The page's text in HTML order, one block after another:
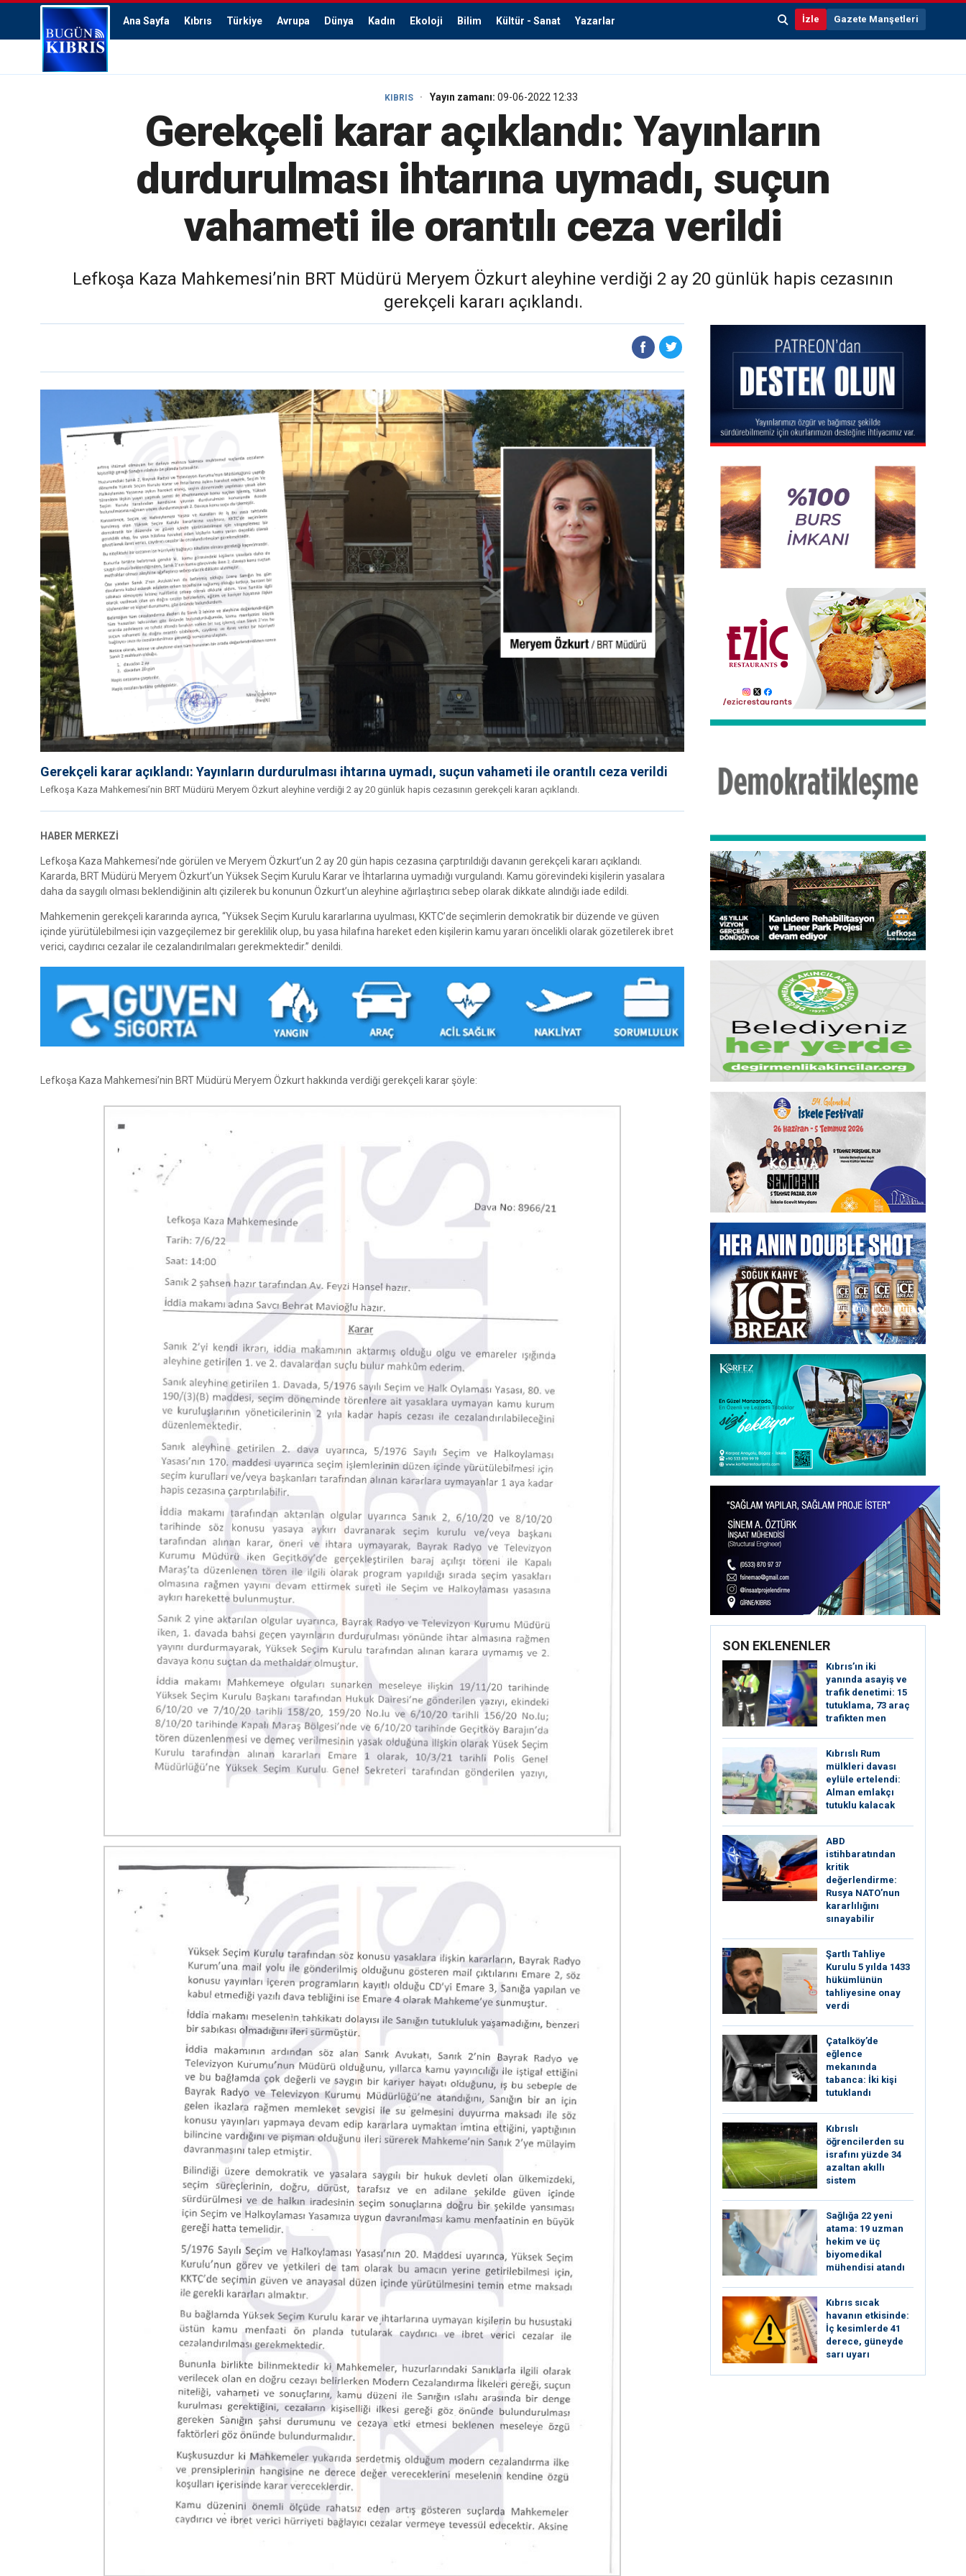
Ana Sayfa Kıbrıs Türkiye Avrupa Dünya Kadın Ekoloji Bilim Kültür - Sanat Yazarlar İzle Gazete Manşetleri
KIBRIS Yayın zamanı: 09-06-2022 12:33
Gerekçeli karar açıklandı: Yayınların
durdurulması ihtarına uymadı, suçun
vahameti ile orantılı ceza verildi
Lefkoşa Kaza Mahkemesi’nin BRT Müdürü Meryem Özkurt aleyhine verdiği 2 ay 20 günlük hapis cezasının
gerekçeli kararı açıklandı.
Gerekçeli karar açıklandı: Yayınların durdurulması ihtarına uymadı, suçun vahameti ile orantılı ceza verildi
Lefkoşa Kaza Mahkemesi’nin BRT Müdürü Meryem Özkurt aleyhine verdiği 2 ay 20 günlük hapis cezasının gerekçeli kararı açıklandı.
HABER MERKEZİ
Lefkoşa Kaza Mahkemesi’nde görülen ve Meryem Özkurt’un 2 ay 20 gün hapis cezasına çarptırıldığı davanın gerekçeli kararı açıklandı.
Kararda, BRT Müdürü Meryem Özkurt’un Yüksek Seçim Kurulu Karar ve İhtarlarına uymadığı vurgulandı. Kamu görevindeki kişilerin yasalara
daha da saygılı olması beklendiğinin altı çizilerek bu konunun Özkurt’un aleyhine ağırlaştırıcı sebep olarak dikkate alındığı iade edildi.
Mahkemenin gerekçeli kararında ayrıca, “Yüksek Seçim Kurulu kararlarına uyulması, KKTC’de seçimlerin demokratik bir düzende ve güven
içinde yürütülebilmesi için vazgeçilemez bir gereklilik olup, bu yasa hilafına hareket eden kişilerin kamu yararı öncelikli olarak gözetilerek ibret
verici, caydırıcı cezalar ile cezalandırılmaları gerekmektedir.” denildi.
Lefkoşa Kaza Mahkemesi’nin BRT Müdürü Meryem Özkurt hakkında verdiği gerekçeli karar şöyle:
SON EKLENENLER
Kıbrıs’ın iki
yanında asayiş ve
trafik denetimi: 15
tutuklama, 73 araç
trafikten men
Kıbrıslı Rum
mülkleri davası
eylüle ertelendi:
Alman emlakçı
tutuklu kalacak
ABD
istihbaratından
kritik
değerlendirme:
Rusya NATO’nun
kararlılığını
sınayabilir
Şartlı Tahliye
Kurulu 5 yılda 1433
hükümlünün
tahliyesine onay
verdi
Çatalköy’de
eğlence
mekanında
tabanca: İki kişi
tutuklandı
Kıbrıslı
öğrencilerden su
israfını yüzde 34
azaltan akıllı
sistem
Sağlığa 22 yeni
atama: 19 uzman
hekim ve üç
biyomedikal
mühendisi atandı
Kıbrıs sıcak
havanın etkisinde:
İç kesimlerde 41
derece, güneyde
sarı uyarı